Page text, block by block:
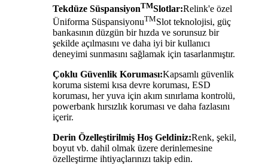
Tekdüze SüspansiyonTMSlotlar:Relink'e özel
Üniforma SüspansiyonuTMSlot teknolojisi, güç
bankasının düzgün bir hızda ve sorunsuz bir
şekilde açılmasını ve daha iyi bir kullanıcı
deneyimi sunmasını sağlamak için tasarlanmıştır.
Çoklu Güvenlik Koruması:Kapsamlı güvenlik
koruma sistemi kısa devre koruması, ESD
koruması, her yuva için akım sınırlama kontrolü,
powerbank hırsızlık koruması ve daha fazlasını
içerir.
Derin Özelleştirilmiş Hoş Geldiniz:Renk, şekil,
boyut vb. dahil olmak üzere derinlemesine
özelleştirme ihtiyaçlarınızı takip edin.